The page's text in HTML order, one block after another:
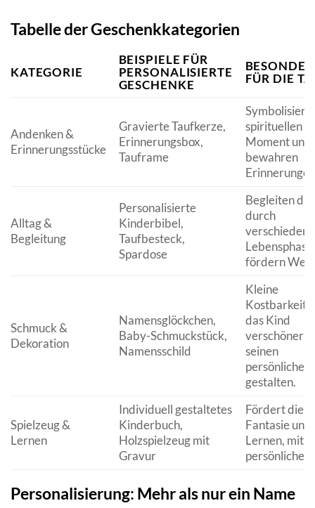
Tabelle der Geschenkkategorien
KATEGORIE
BEISPIELE FÜR
PERSONALISIERTE
GESCHENKE
FÜR DIE
Andenken &
Erinnerungsstücke
Gravierte Taufkerze,
Erinnerungsbox,
Tauframe
spirituellen
Moment und
bewahren
Alltag &
Begleitung
Personalisierte
Kinderbibel,
Taufbesteck,
Spardose
Begleiten
durch
verschiedene
fördern
Schmuck &
Dekoration
Namensglöckchen,
Baby-Schmuckstück,
Namensschild
Kleine
das Kind
verschönern
seinen
persönlichen
gestalten.
Spielzeug &
Lernen
Individuell gestaltetes
Kinderbuch,
Holzspielzeug mit
Gravur
Fördert die
Fantasie und
Lernen, mit
persönlicher
Personalisierung: Mehr als nur ein Name